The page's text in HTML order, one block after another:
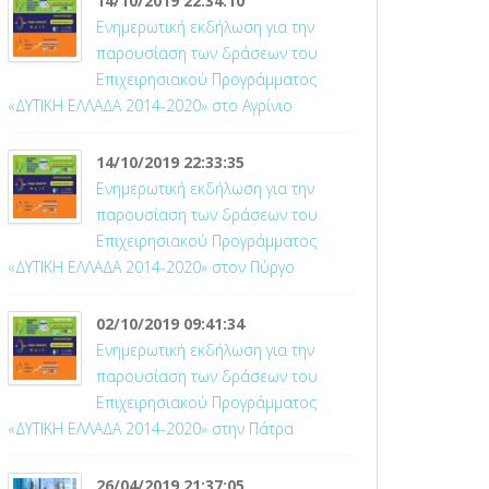
Ενημερωτική εκδήλωση για την
παρουσίαση των δράσεων του
Επιχειρησιακού Προγράμματος
«ΔΥΤΙΚΗ ΕΛΛΑΔΑ 2014-2020» στο Αγρίνιο
14/10/2019 22:33:35
Ενημερωτική εκδήλωση για την
παρουσίαση των δράσεων του
Επιχειρησιακού Προγράμματος
«ΔΥΤΙΚΗ ΕΛΛΑΔΑ 2014-2020» στον Πύργο
02/10/2019 09:41:34
Ενημερωτική εκδήλωση για την
παρουσίαση των δράσεων του
Επιχειρησιακού Προγράμματος
«ΔΥΤΙΚΗ ΕΛΛΑΔΑ 2014-2020» στην Πάτρα